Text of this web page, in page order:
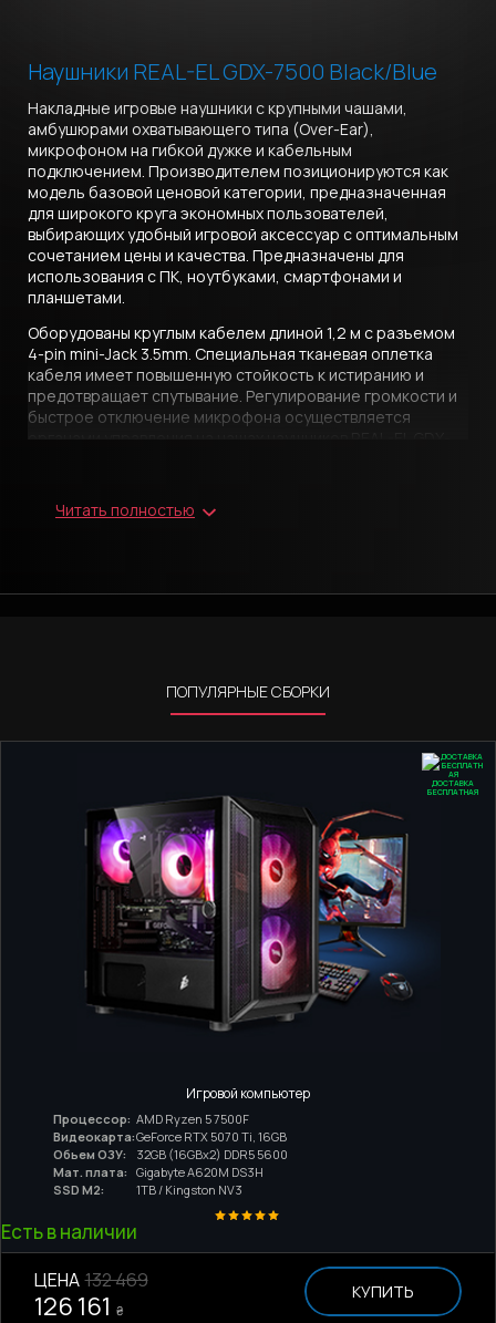
Наушники REAL-EL GDX-7500 Black/Blue
Накладные игровые наушники с крупными чашами,
амбушюрами охватывающего типа (Over-Ear),
микрофоном на гибкой дужке и кабельным
подключением. Производителем позиционируются как
модель базовой ценовой категории, предназначенная
для широкого круга экономных пользователей,
выбирающих удобный игровой аксессуар с оптимальным
сочетанием цены и качества. Предназначены для
использования с ПК, ноутбуками, смартфонами и
планшетами.
Оборудованы круглым кабелем длиной 1,2 м с разъемом
4-pin mini-Jack 3.5mm. Специальная тканевая оплетка
кабеля имеет повышенную стойкость к истиранию и
предотвращает спутывание. Регулирование громкости и
быстрое отключение микрофона осуществляется
органами управления на чашах наушников REAL-EL GDX-
мягкими охватывающими амбушюрами,
обеспечивающими комфортные ощущения во время
Читать полностью
ПОПУЛЯРНЫЕ СБОРКИ
ДОСТАВКА
БЕСПЛАТНАЯ
Игровой компьютер
Процессор: AMD Ryzen 5 7500F
Видеокарта:GeForce RTX 5070 Ti, 16GB
Обьем ОЗУ:
32GB (16GBx2) DDR5 5600
Мат. плата:
Gigabyte A620M DS3H
SSD M2:
1TB / Kingston NV3
Есть в наличии
ЦЕНА 132 469
126 161 ₴
КУПИТЬ